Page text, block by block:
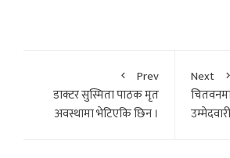
Prev
डाक्टर सुस्मिता पाठक मृत
अवस्थामा भेटिएकि छिन ।
Next